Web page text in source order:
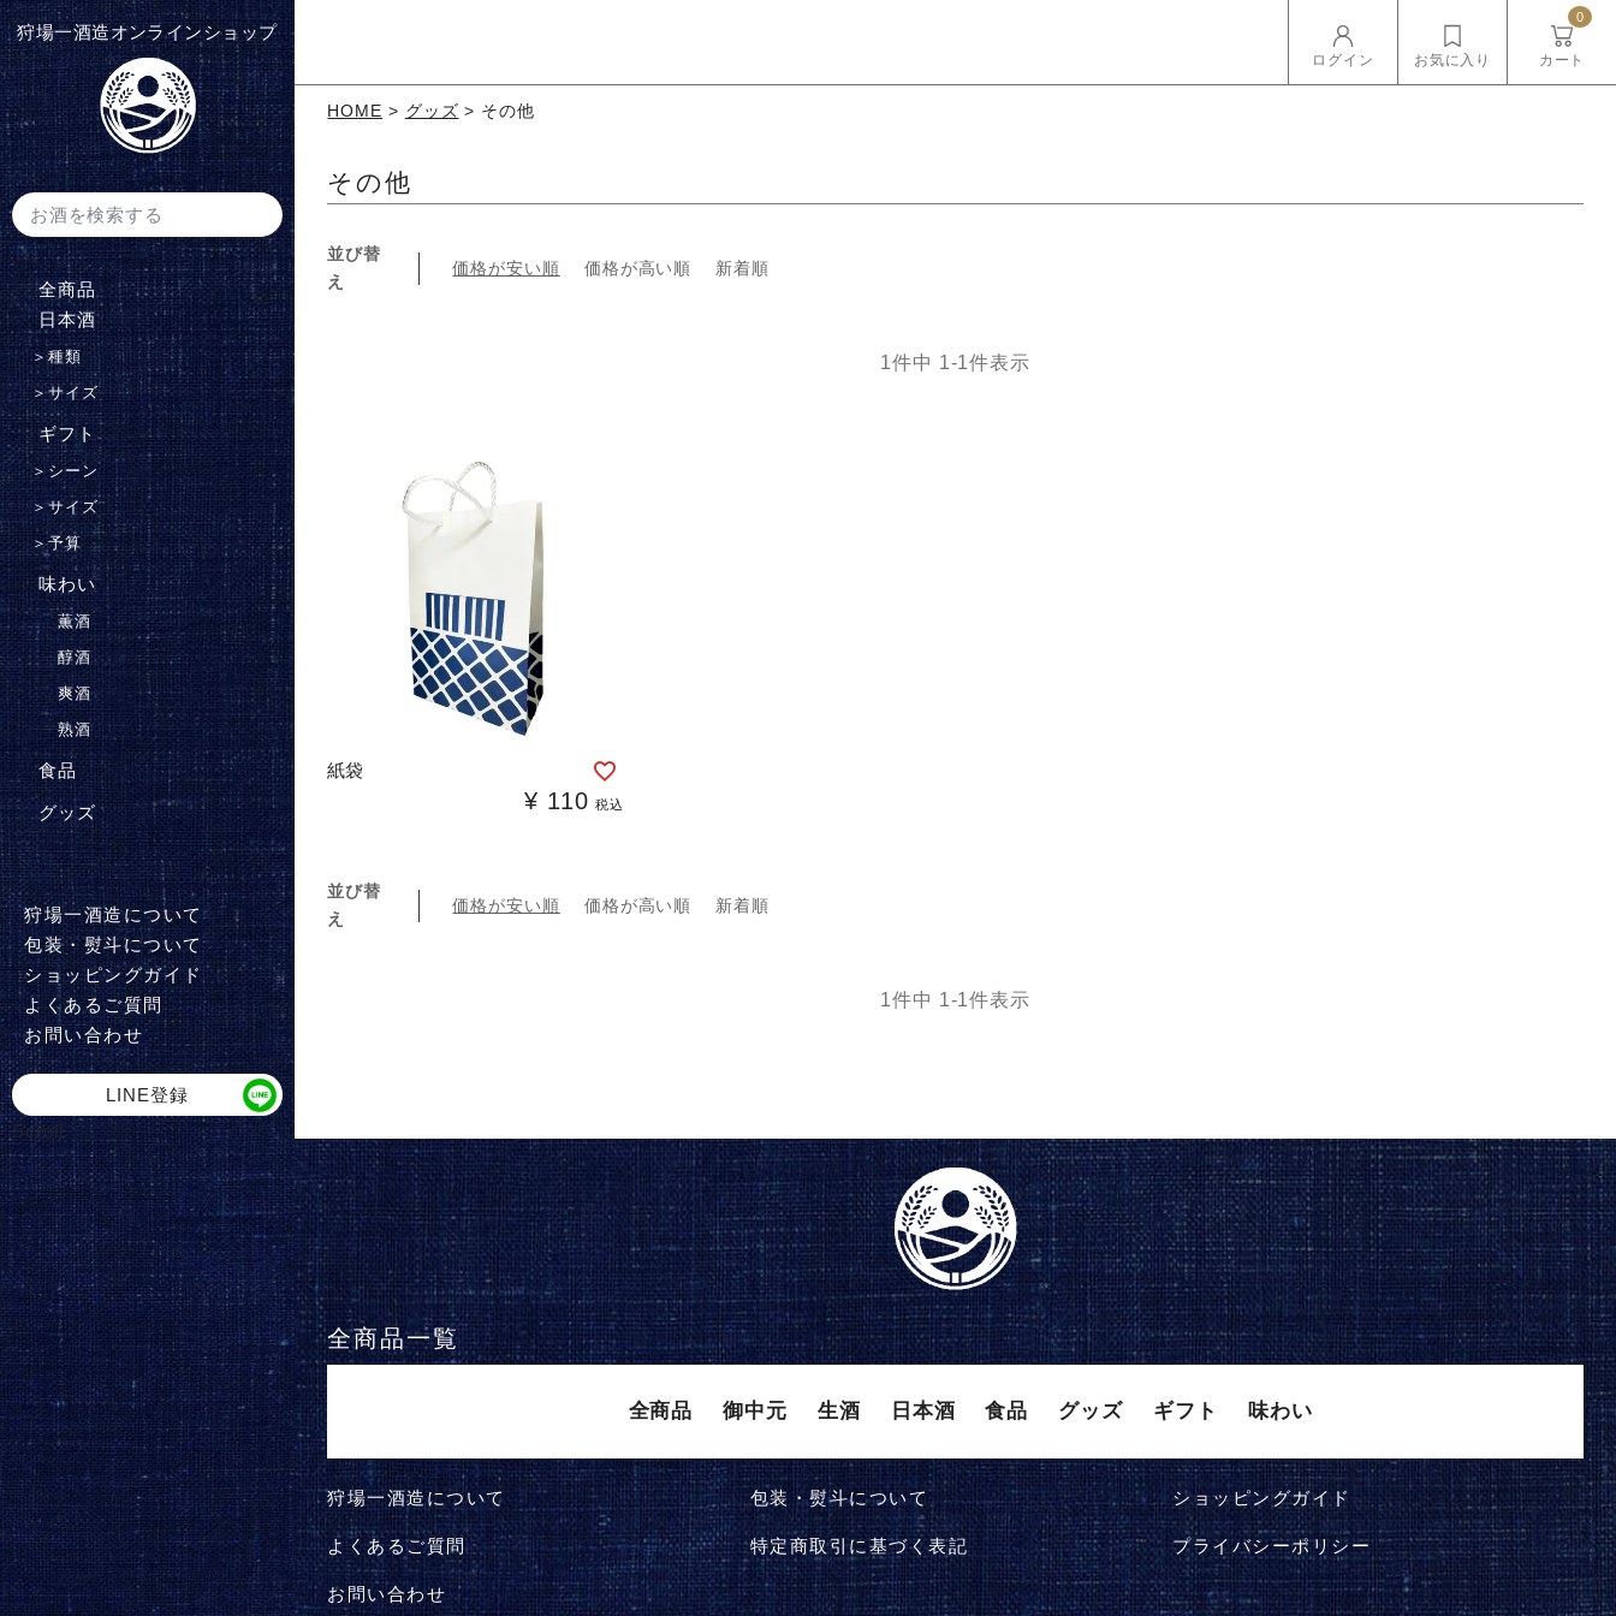
狩場一酒造オンラインショップ
全商品
⽇本酒
＞種類
＞サイズ
ギフト
＞ シーン
＞サイズ
＞予算
味わい
薫酒
醇酒
爽酒
熟酒
食品
グッズ
狩場一酒造について
包装・熨斗について
ショッピングガイド
よくあるご質問
お問い合わせ
LINE登録
Scroll
ログイン お気に入り
0
カート
HOME グッズ その他
その他
並び替
え
価格が安い順 価格が高い順 新着順
1件中 1-1件表示
紙袋
¥ 110 税込
並び替
え
価格が安い順 価格が高い順 新着順
1件中 1-1件表示
全商品一覧
全商品 ⾷品 グッズ
御中元 ⽣酒 ⽇本酒 ギフト 味わい
狩場一酒造について 包装・熨斗について
特定商取引に基づく表記
ショッピングガイド
プライバシーポリシー
よくあるご質問
お問い合わせ